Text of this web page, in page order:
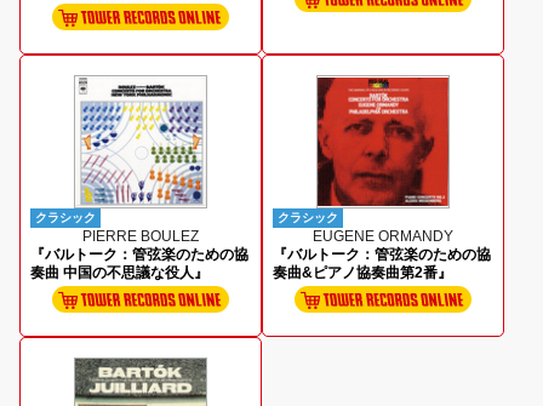
クラシック
PIERRE BOULEZ
『バルトーク：管弦楽のための協
奏曲 中国の不思議な役人』
クラシック
EUGENE ORMANDY
『バルトーク：管弦楽のための協
奏曲&ピアノ協奏曲第2番』